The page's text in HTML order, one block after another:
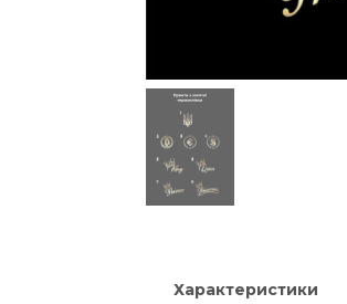
Характеристики